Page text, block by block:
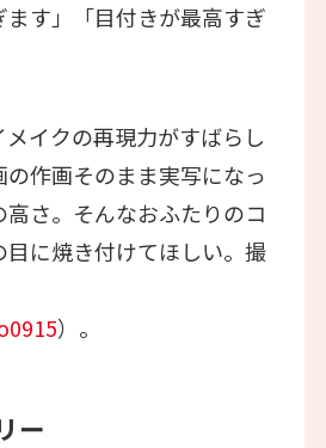
す」「目付きが最高すぎ
イクの再現力がすばらし
の作画そのまま実写になっ
さ。そんなおふたりのコ
目に焼き付けてほしい。撮
）。
ー